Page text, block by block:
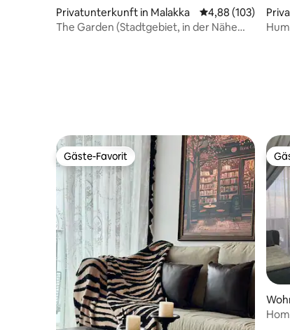
Privatunterkunft in Malakka Durchschnittliche
4,88 (103)
The Garden (Stadtgebiet, in der Nähe
Gäste-Favorit
Gäste-Favorit